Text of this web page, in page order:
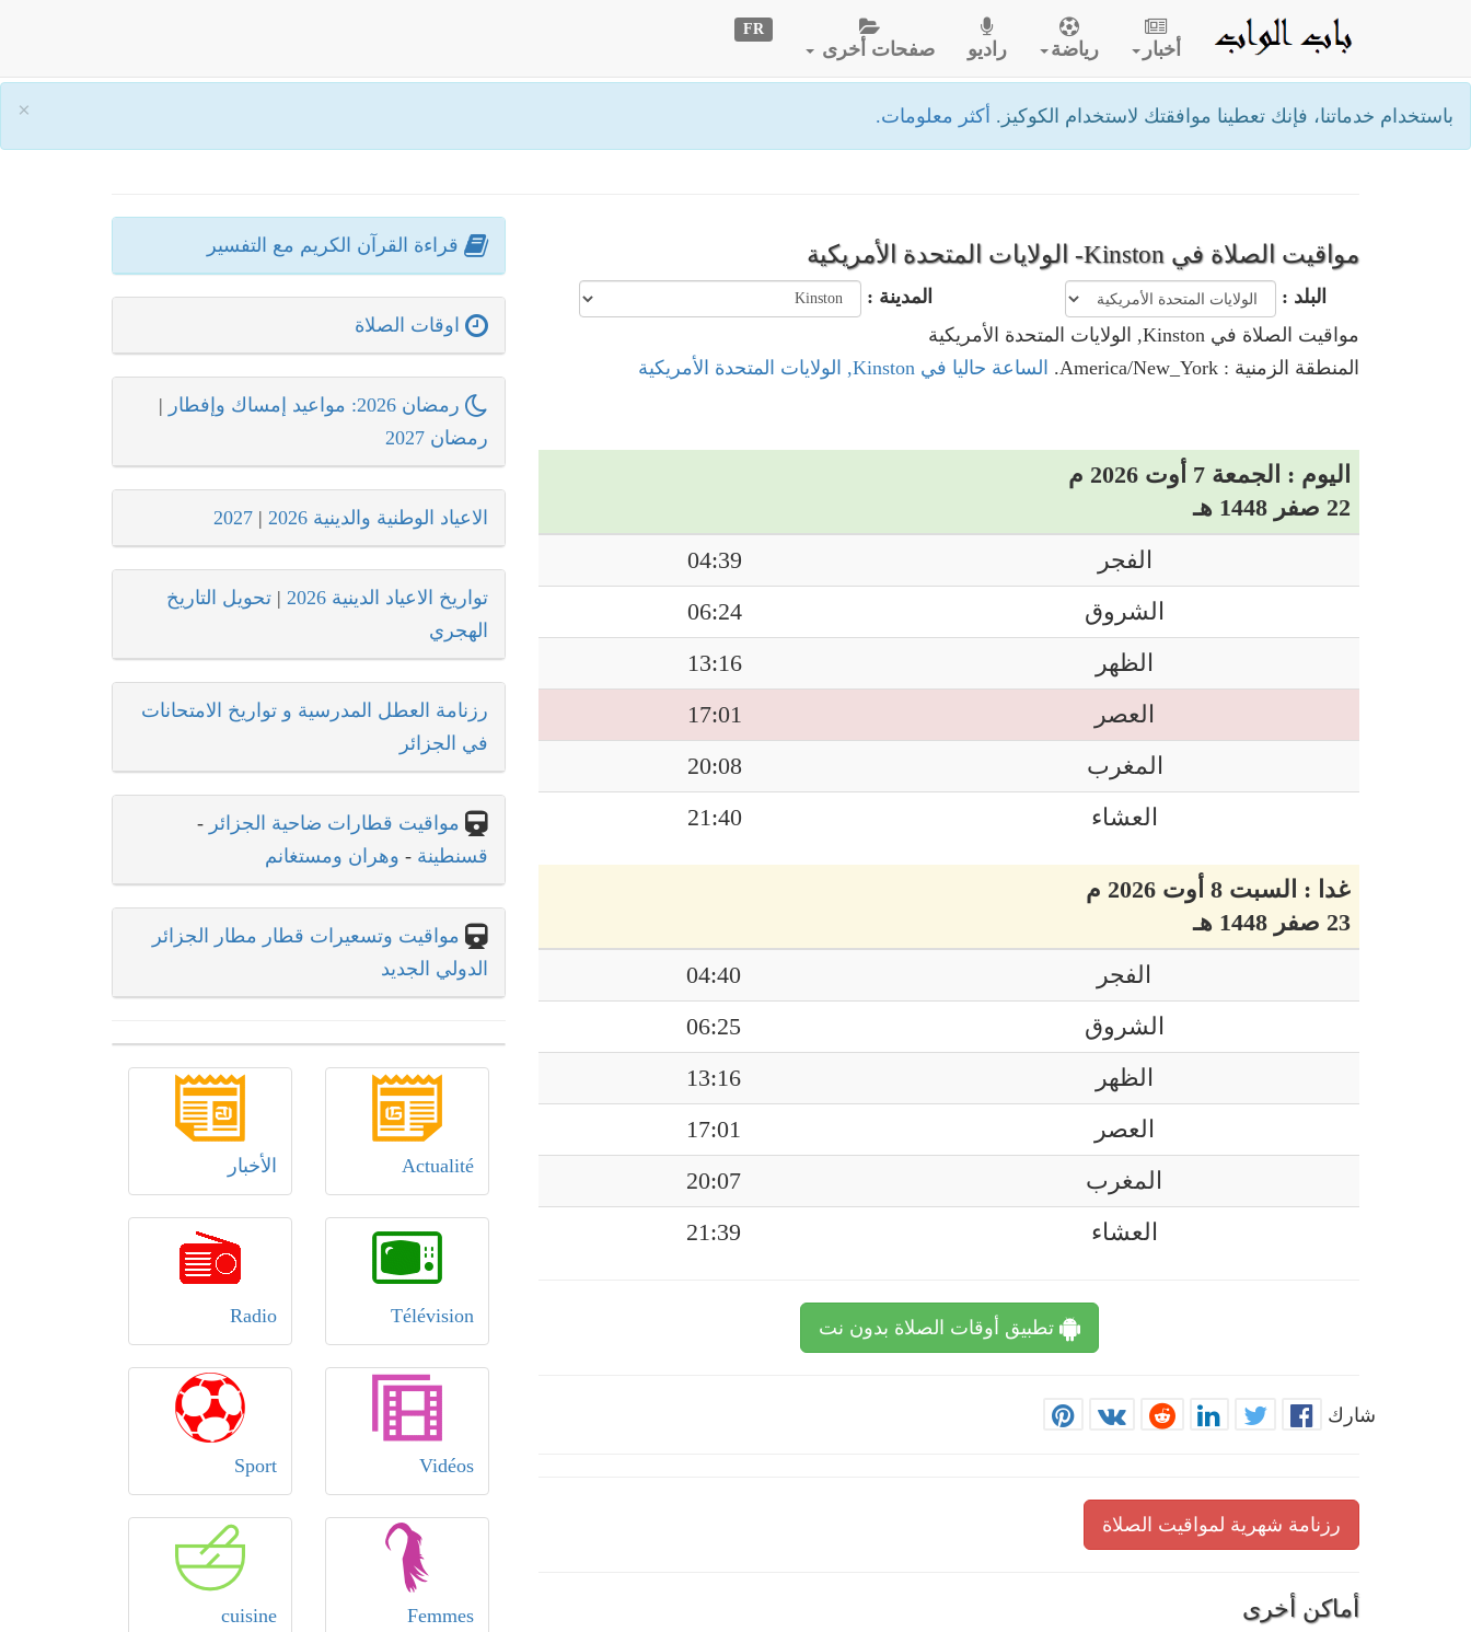
× باستخدام خدماتنا، فإنك تعطينا موافقتك لاستخدام الكوكيز. أكثر معلومات.
أخبار رياضة راديو صفحات أخرى
FR
مواقيت الصلاة في Kinston- الولايات المتحدة الأمريكية
البلد :
المدينة :
مواقيت الصلاة في Kinston, الولايات المتحدة الأمريكية
المنطقة الزمنية : America/New_York.
الساعة حاليا في Kinston, الولايات المتحدة الأمريكية
اليوم : الجمعة 7 أوت 2026 م
22 صفر 1448 هـ
الفجر
04:39
الشروق
06:24
الظهر
13:16
العصر
17:01
المغرب
20:08
العشاء
21:40
غدا : السبت 8 أوت 2026 م
23 صفر 1448 هـ
الفجر
04:40
الشروق
06:25
الظهر
13:16
العصر
17:01
المغرب
20:07
العشاء
21:39
تطبيق أوقات الصلاة بدون نت
شارك
رزنامة شهرية لمواقيت الصلاة
أماكن أخرى
قراءة القرآن الكريم مع التفسير
اوقات الصلاة
رمضان 2026: مواعيد إمساك وإفطار
|
رمضان 2027
الاعياد الوطنية والدينية 2026 |
2027
تواريخ الاعياد الدينية 2026 | تحويل التاريخ
الهجري
رزنامة العطل المدرسية و تواريخ الامتحانات
في الجزائر
مواقيت قطارات ضاحية الجزائر -
قسنطينة - وهران ومستغانم
مواقيت وتسعيرات قطار مطار الجزائر
الدولي الجديد
Actualité الأخبار
Télévision
Radio
Vidéos
Sport
Femmes
cuisine